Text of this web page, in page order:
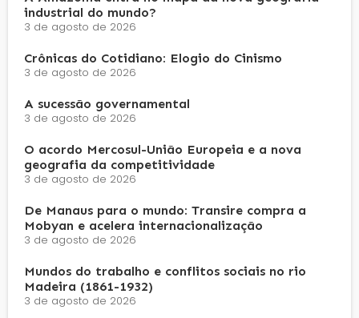
industrial do mundo?
3 de agosto de 2026
Crônicas do Cotidiano: Elogio do Cinismo
3 de agosto de 2026
A sucessão governamental
3 de agosto de 2026
O acordo Mercosul-União Europeia e a nova
geografia da competitividade
3 de agosto de 2026
De Manaus para o mundo: Transire compra a
Mobyan e acelera internacionalização
3 de agosto de 2026
Mundos do trabalho e conflitos sociais no rio
Madeira (1861-1932)
3 de agosto de 2026